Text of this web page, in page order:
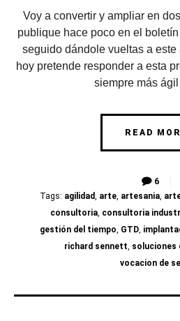
Voy a convertir y ampliar en
publique hace poco en el
seguido dándole vueltas a
hoy pretende responder a esta
siempre más ágil
READ
6
Tags: agilidad, arte, artesania,
consultoria, consultoria
gestión del tiempo, GTD,
richard sennett, soluciones
vocacion de